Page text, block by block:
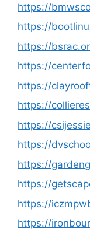
https://
https://
https://
https://
https://
https://
https://
https://
https://
https://
https://
https://